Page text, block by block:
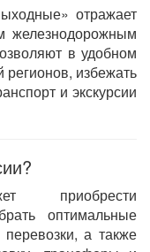
отражает
железнодорожным
в удобном
избежать
и экскурсии
приобрести
оптимальные
а также